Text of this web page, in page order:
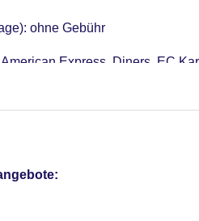
ohne Gebühr
Express, Diners, EC
notwendig
Tagungsräume,